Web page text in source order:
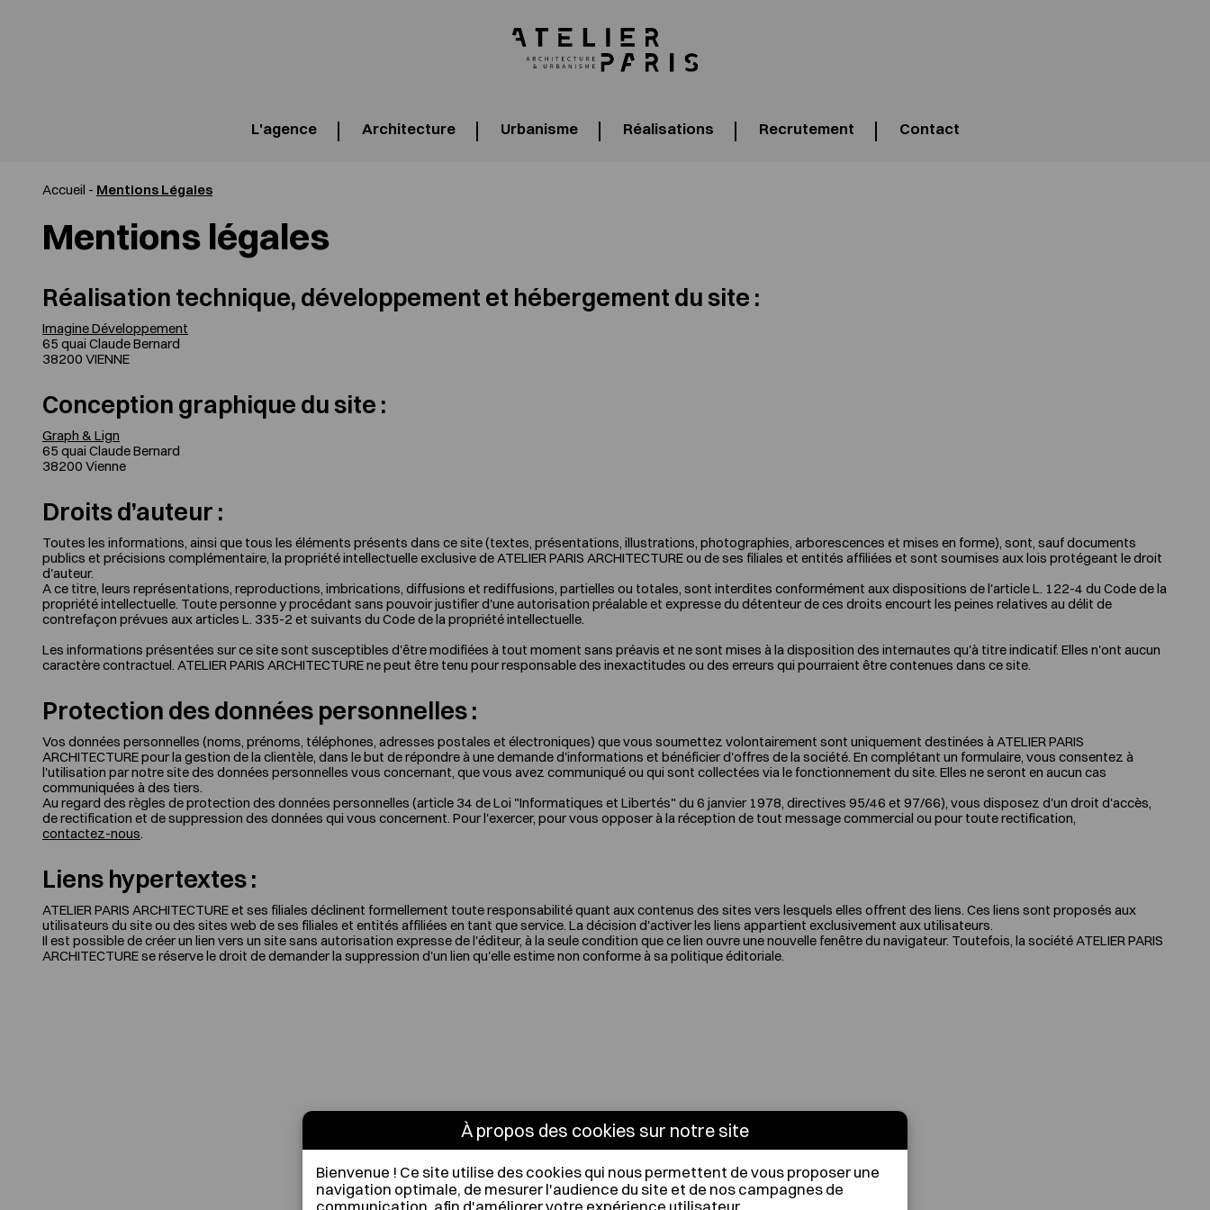
L'agence Architecture Urbanisme Réalisations Recrutement Contact
Accueil - Mentions Légales
Mentions légales
Réalisation technique, développement et hébergement du site :
Imagine Développement
65 quai Claude Bernard
38200 VIENNE
Conception graphique du site :
Graph & Lign
65 quai Claude Bernard
38200 Vienne
Droits d’auteur :
Toutes les informations, ainsi que tous les éléments présents dans ce site (textes, présentations, illustrations, photographies, arborescences et mises en forme), sont, sauf documents
publics et précisions complémentaire, la propriété intellectuelle exclusive de ATELIER PARIS ARCHITECTURE ou de ses filiales et entités affiliées et sont soumises aux lois protégeant le droit
d'auteur.
A ce titre, leurs représentations, reproductions, imbrications, diffusions et rediffusions, partielles ou totales, sont interdites conformément aux dispositions de l'article L. 122-4 du Code de la
propriété intellectuelle. Toute personne y procédant sans pouvoir justifier d'une autorisation préalable et expresse du détenteur de ces droits encourt les peines relatives au délit de
contrefaçon prévues aux articles L. 335-2 et suivants du Code de la propriété intellectuelle.
Les informations présentées sur ce site sont susceptibles d'être modifiées à tout moment sans préavis et ne sont mises à la disposition des internautes qu'à titre indicatif. Elles n'ont aucun
caractère contractuel. ATELIER PARIS ARCHITECTURE ne peut être tenu pour responsable des inexactitudes ou des erreurs qui pourraient être contenues dans ce site.
Protection des données personnelles :
Vos données personnelles (noms, prénoms, téléphones, adresses postales et électroniques) que vous soumettez volontairement sont uniquement destinées à ATELIER PARIS
ARCHITECTURE pour la gestion de la clientèle, dans le but de répondre à une demande d'informations et bénéficier d'offres de la société. En complétant un formulaire, vous consentez à
l'utilisation par notre site des données personnelles vous concernant, que vous avez communiqué ou qui sont collectées via le fonctionnement du site. Elles ne seront en aucun cas
communiquées à des tiers.
Au regard des règles de protection des données personnelles (article 34 de Loi "Informatiques et Libertés" du 6 janvier 1978, directives 95/46 et 97/66), vous disposez d'un droit d'accès,
de rectification et de suppression des données qui vous concernent. Pour l'exercer, pour vous opposer à la réception de tout message commercial ou pour toute rectification,
contactez-nous.
Liens hypertextes :
ATELIER PARIS ARCHITECTURE et ses filiales déclinent formellement toute responsabilité quant aux contenus des sites vers lesquels elles offrent des liens. Ces liens sont proposés aux
utilisateurs du site ou des sites web de ses filiales et entités affiliées en tant que service. La décision d'activer les liens appartient exclusivement aux utilisateurs.
Il est possible de créer un lien vers un site sans autorisation expresse de l'éditeur, à la seule condition que ce lien ouvre une nouvelle fenêtre du navigateur. Toutefois, la société ATELIER PARIS
ARCHITECTURE se réserve le droit de demander la suppression d'un lien qu'elle estime non conforme à sa politique éditoriale.
À propos des cookies sur notre site
Bienvenue ! Ce site utilise des cookies qui nous permettent de vous proposer une
navigation optimale, de mesurer l'audience du site et de nos campagnes de
communication, afin d'améliorer votre expérience utilisateur.